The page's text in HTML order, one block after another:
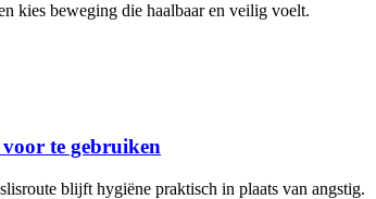
kies beweging die haalbaar en veilig voelt.
voor te gebruiken
blijft hygiëne praktisch in plaats van angstig.